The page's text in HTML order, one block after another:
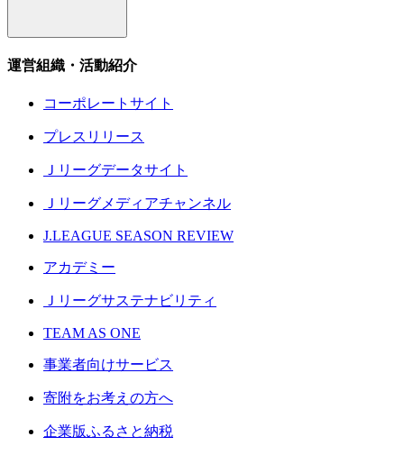
運営組織・活動紹介
コーポレートサイト
プレスリリース
Ｊリーグデータサイト
Ｊリーグメディアチャンネル
J.LEAGUE SEASON REVIEW
アカデミー
Ｊリーグサステナビリティ
TEAM AS ONE
事業者向けサービス
寄附をお考えの方へ
企業版ふるさと納税